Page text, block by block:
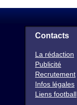
Contacts
La rédaction
Publicité
Recrutement
Infos légales
Liens football